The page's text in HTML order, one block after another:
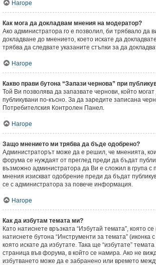
Нагоре
Как мога да докладвам мнения на модератор?
Ако администратора го е позволил, би трябвало да
докладване до мнението, което искате да
трябва да следвате указаните стъпки за да
Нагоре
Какво прави бутона “Запази чернова” при
Той Ви позволява да запазвате чернови, който
публикувани по-късно. За да заредите записана
Потребителския Контролен Панел.
Нагоре
Защо мнението ми трябва да бъде одобрено?
Администраторът може да е решил, че мненията,
форума се нуждаят от преглед преди да бъдат
възможно администратора да Ви е сложил в група с
мнения изискват одобрение преди да бъдат
се с администратора за повече информация.
Нагоре
Как да избутам темата ми?
Като натиснете връзката “Избутай темата”, която
натиснете бутона “Инструменти за темата” (иконка
която искате да избутате. Така ще “избутате”
страница във форума, в който се намира. Ако не
избутването може да е забранено или времето